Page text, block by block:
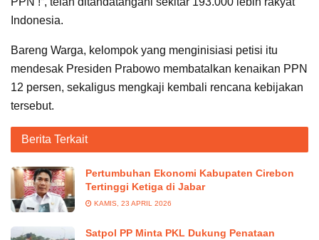
Indonesia.
Bareng Warga, kelompok yang menginisiasi petisi itu
mendesak Presiden Prabowo membatalkan kenaikan PPN
12 persen, sekaligus mengkaji kembali rencana kebijakan
tersebut.
Berita Terkait
Pertumbuhan Ekonomi Kabupaten Cirebon
Tertinggi Ketiga di Jabar
KAMIS, 23 APRIL 2026
Satpol PP Minta PKL Dukung Penataan